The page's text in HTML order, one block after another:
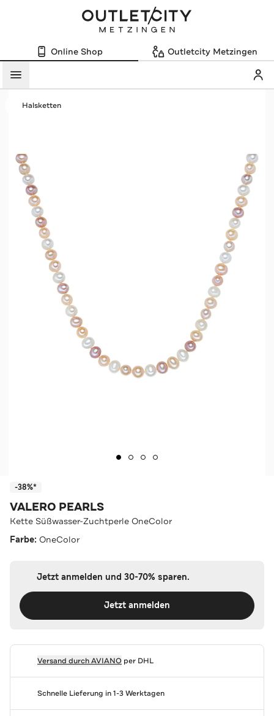
Online Shop Outletcity Metzingen
Menü
Halsketten
-38%*
VALERO PEARLS
Kette Süßwasser-Zuchtperle OneColor
Farbe: OneColor
Jetzt anmelden und 30-70% sparen.
Jetzt anmelden
Versand durchAVIANOper DHL
Schnelle Lieferung in 1-3 Werktagen